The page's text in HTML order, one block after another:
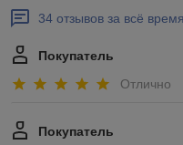
34 отзывов за всё время
Покупатель
Отлично
Покупатель